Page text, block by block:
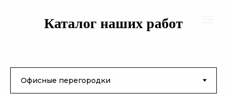
Каталог наших работ